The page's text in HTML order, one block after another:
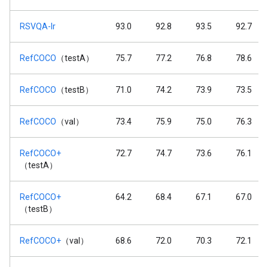
RSVQA-lr 93.0 92.8 93.5 92.7
RefCOCO （testA） 75.7 77.2 76.8 78.6
RefCOCO （testB） 71.0 74.2 73.9 73.5
RefCOCO （val） 73.4 75.9 75.0 76.3
RefCOCO+
（testA）
72.7 74.7 73.6 76.1
RefCOCO+
（testB）
64.2 68.4 67.1 67.0
RefCOCO+ （val） 68.6 72.0 70.3 72.1